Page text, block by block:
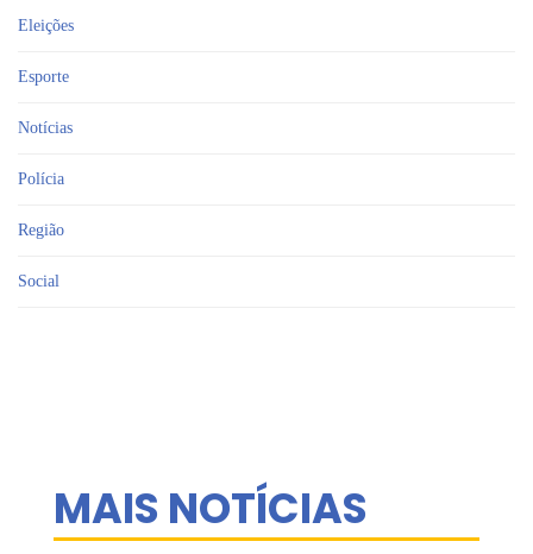
Eleições
Esporte
Notícias
Polícia
Região
Social
MAIS NOTÍCIAS